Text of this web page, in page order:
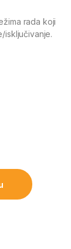
rada koji
isključivanje.